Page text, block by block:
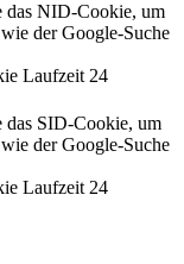
das NID-Cookie, um
der Google-Suche
Laufzeit 24
das SID-Cookie, um
der Google-Suche
Laufzeit 24